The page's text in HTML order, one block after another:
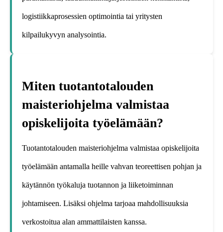
logistiikkaprosessien optimointia tai yritysten
kilpailukyvyn analysointia.
Miten tuotantotalouden
maisteriohjelma valmistaa
opiskelijoita työelämään?
Tuotantotalouden maisteriohjelma valmistaa opiskelijoita
työelämään antamalla heille vahvan teoreettisen pohjan ja
käytännön työkaluja tuotannon ja liiketoiminnan
johtamiseen. Lisäksi ohjelma tarjoaa mahdollisuuksia
verkostoitua alan ammattilaisten kanssa.